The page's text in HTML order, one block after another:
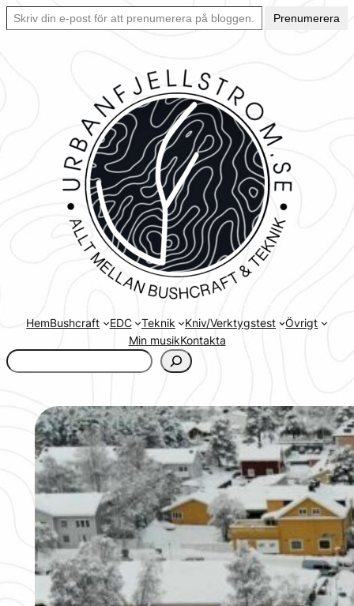
Hoppa
Skriv din e-post för att prenumerera på bloggen… Ett enkelt sätt att hålla sig uppdaterad automatiskt.
Prenumerera
HemBushcraft EDC Teknik Kniv/Verktygstest
Övrigt
Min musikKontakta
www.urbanfjellstrom.se/jamforelselistan/